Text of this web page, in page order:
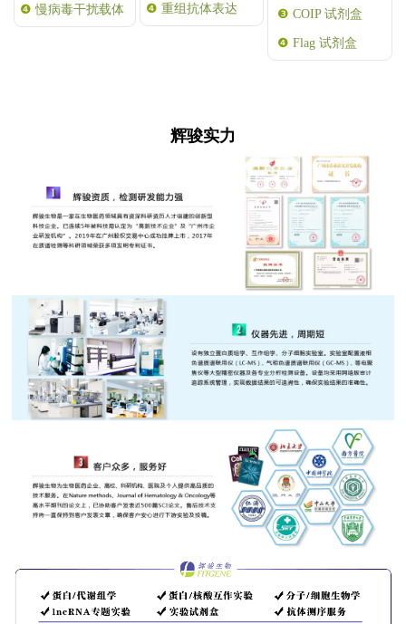
❹慢病毒干扰载体 ❹重组抗体表达 ❸COIP 试剂盒
❹ Flag 试剂盒
辉骏实力